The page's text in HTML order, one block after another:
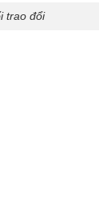
trao đổi